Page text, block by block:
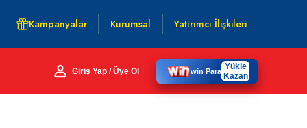
Kampanyalar Kurumsal Yatırımcı İlişkileri
Giriş Yap / Üye Ol win Para Yükle
Kazan